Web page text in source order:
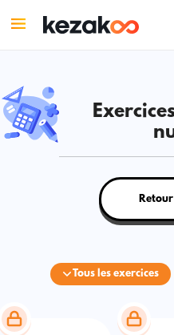
Tous les exercices